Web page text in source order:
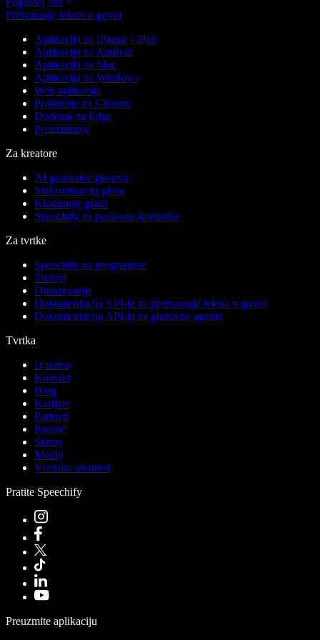
Pretvaranje teksta u govor
Aplikacija za iPhone i iPad
Aplikacija za Android
Aplikacija za Mac
Aplikacija za Windows
Web aplikacija
Proširenje za Chrome
Dodatak za Edge
Preuzimanje
Za kreatore
AI generator glasova
Sinkronizacija glasa
Kloniranje glasa
Speechify za poslovne korisnike
Za tvrtke
Speechify za programere
Timovi
Obrazovanje
Dokumentacija API-ja za pretvaranje teksta u govor
Dokumentacija API-ja za glasovne agente
Tvrtka
O nama
Kontakt
Blog
Karijere
Partneri
Pomoć
Status
Mediji
Vizualni identitet
Pratite Speechify
Preuzmite aplikaciju